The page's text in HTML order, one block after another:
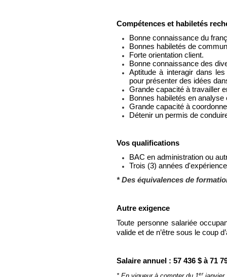
Compétences et habiletés
Bonne connaissance du
Bonnes habiletés de
Forte orientation client.
Bonne connaissance des
Aptitude à interagir dans
pour présenter des idées
Grande capacité à travailler
Bonnes habiletés en
Grande capacité à
Détenir un permis de
Vos qualifications
BAC en administration ou
Trois (3) années
* Des équivalences de
Autre exigence
Toute personne salariée
valide et de n’être sous le coup
Salaire annuel : 57 436 $ à 71
er